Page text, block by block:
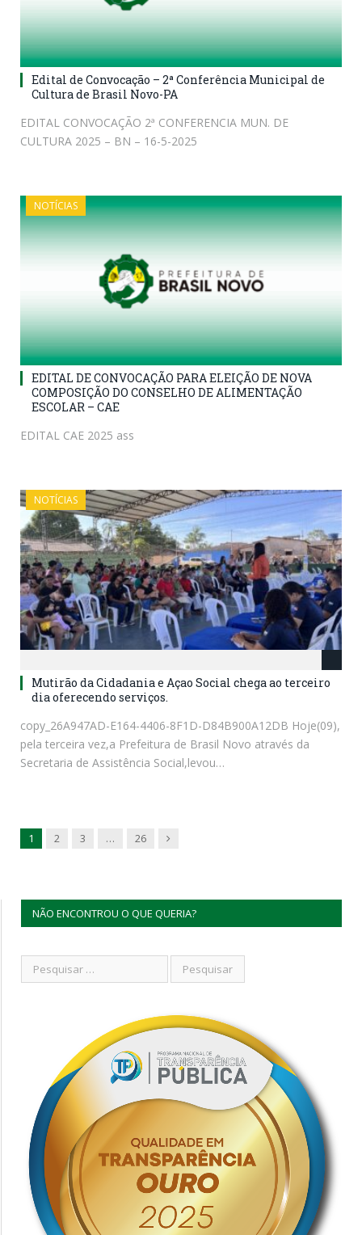
Edital de Convocação – 2ª Conferência Municipal de
Cultura de Brasil Novo-PA
EDITAL CONVOCAÇÃO 2ª CONFERENCIA MUN. DE
CULTURA 2025 – BN – 16-5-2025
NOTÍCIAS
EDITAL DE CONVOCAÇÃO PARA ELEIÇÃO DE NOVA
COMPOSIÇÃO DO CONSELHO DE ALIMENTAÇÃO
ESCOLAR – CAE
EDITAL CAE 2025 ass
NOTÍCIAS
Mutirão da Cidadania e Açao Social chega ao terceiro
dia oferecendo serviços.
copy_26A947AD-E164-4406-8F1D-D84B900A12DB Hoje(09),
pela terceira vez,a Prefeitura de Brasil Novo através da
Secretaria de Assistência Social,levou…
1 2 3 … 26 Next
NÃO ENCONTROU O QUE QUERIA?